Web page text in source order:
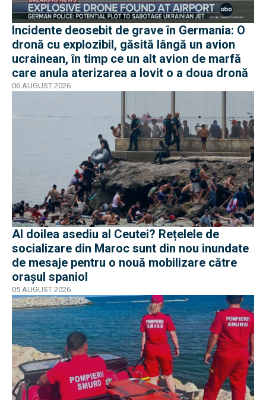
Incidente deosebit de grave în Germania: O
dronă cu explozibil, găsită lângă un avion
ucrainean, în timp ce un alt avion de marfă
care anula aterizarea a lovit o a doua dronă
06 AUGUST 2026
Al doilea asediu al Ceutei? Rețelele de
socializare din Maroc sunt din nou inundate
de mesaje pentru o nouă mobilizare către
orașul spaniol
05 AUGUST 2026